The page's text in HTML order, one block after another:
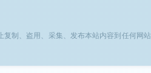
制、盗用、采集、发布本站内容到任何网